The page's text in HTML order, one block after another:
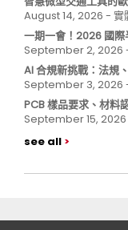
August 14, 2026 - 實
一期一會！2026 國
September 2, 2026
AI 合規新挑戰：法規
September 3, 2026
PCB 樣品要求、材料
September 15, 2026
see all